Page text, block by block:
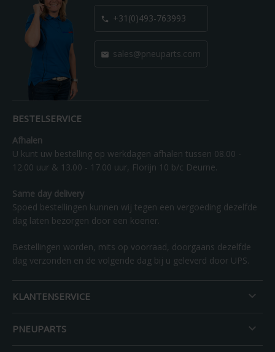
 +31(0)493-763993
 sales@pneuparts.com
BESTELSERVICE
Afhalen
U kunt uw bestelling op werkdagen afhalen tussen 08.00 -
12.00 uur & 13.00 - 17.00 uur, Florijn 10 b/c Deurne.
Same day delivery
Spoed bestellingen kunnen wij tegen een vergoeding dezelfde
dag laten bezorgen door een koerier.
Bestellingen worden, mits op voorraad, doorgaans dezelfde
dag verzonden en de volgende dag bij u geleverd door UPS.
KLANTENSERVICE 
PNEUPARTS 